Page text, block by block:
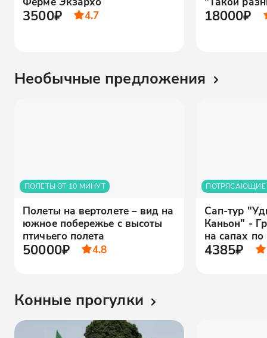
3500₽ 4.7 18000₽
Необычные предложения
ПОЛЕТЫ ОТ 10 МИНУТ
Полеты на вертолете – вид на
южное побережье с высоты
птичьего полета
50000₽ 4.8
Сап-тур
Каньон" -
на сапах по
4385₽
Конные прогулки